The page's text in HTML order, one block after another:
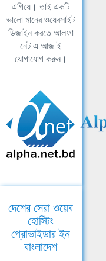
এগিয়ে। তাই একটি
ভালো মানের ওয়েবসাইট
ডিজাইন করতে আলফা
নেট এ আজ ই
যোগাযোগ করুন।
দেশের সেরা ওয়েব
হোস্টিং
প্রোভাইডার ইন
বাংলাদেশ